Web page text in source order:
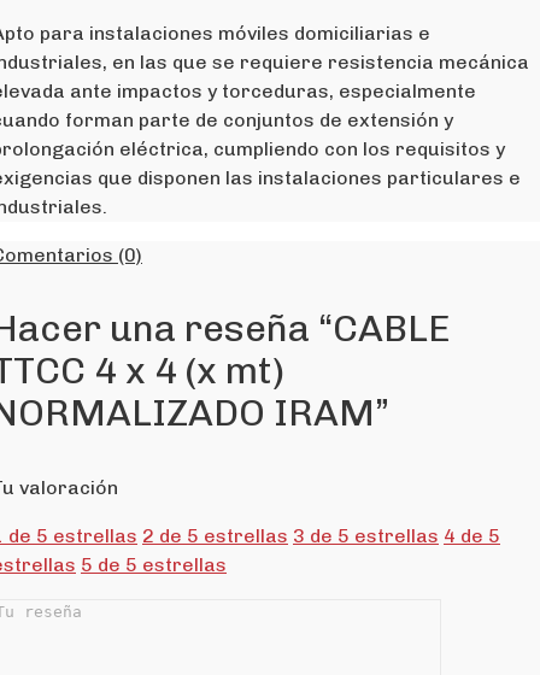
para instalaciones móviles domiciliarias e
en las que se requiere resistencia mecánica
ante impactos y torceduras, especialmente
forman parte de conjuntos de extensión y
eléctrica, cumpliendo con los requisitos y
que disponen las instalaciones particulares e
(0)
una reseña “CABLE
4 x 4 (x mt)
IRAM”
valoración
de 5 estrellas 2 de 5 estrellas 3 de 5 estrellas 4 de 5
5 de 5 estrellas